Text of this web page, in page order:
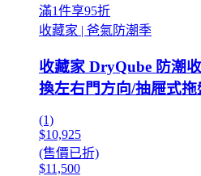
滿1件享95折
收藏家 | 爸氣防潮季
收藏家 DryQube 防潮
換左右門方向/抽屜式
(1)
$10,925
(售價已折)
$11,500